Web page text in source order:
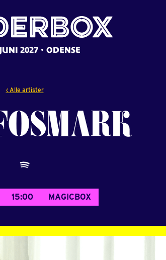
2027 ODENSE
‹ Alle artister
15:00 MAGICBOX